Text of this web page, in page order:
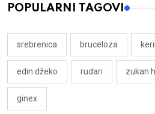
POPULARNI TAGOVI
srebrenica bruceloza
edin džeko rudari zukan
ginex